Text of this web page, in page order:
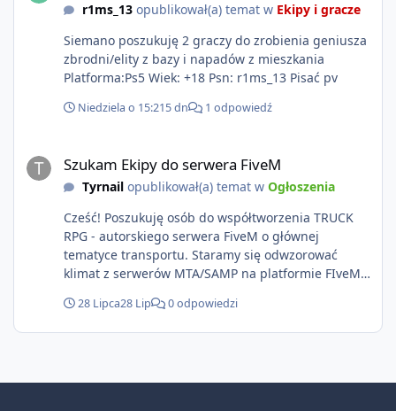
r1ms_13opublikował(a) temat w Ekipy i gracze
Siemano poszukuję 2 graczy do zrobienia geniusza
zbrodni/elity z bazy i napadów z mieszkania
Platforma:Ps5 Wiek: +18 Psn: r1ms_13 Pisać pv
Niedziela o 15:215 dn 1 odpowiedź
Szukam Ekipy do serwera FiveM
Tyrnailopublikował(a) temat w Ogłoszenia
Cześć! Poszukuję osób do współtworzenia TRUCK
RPG - autorskiego serwera FiveM o głównej
tematyce transportu. Staramy się odwzorować
klimat z serwerów MTA/SAMP na platformie FIveM.
którzy chcą robić coś innego niż jeździć ciężarówką.
Projekt tworzony jest od podstaw z naciskiem na
przypadkowo pobranych skryptach większość
28 Lipca28 Lip 0 odpowiedzi